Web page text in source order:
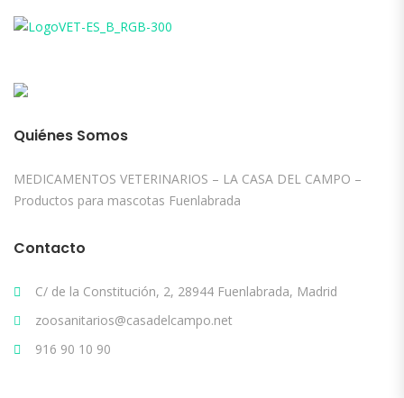
Quiénes Somos
MEDICAMENTOS VETERINARIOS – LA CASA DEL CAMPO –
Productos para mascotas Fuenlabrada
Contacto
C/ de la Constitución, 2, 28944 Fuenlabrada, Madrid
zoosanitarios@casadelcampo.net
916 90 10 90